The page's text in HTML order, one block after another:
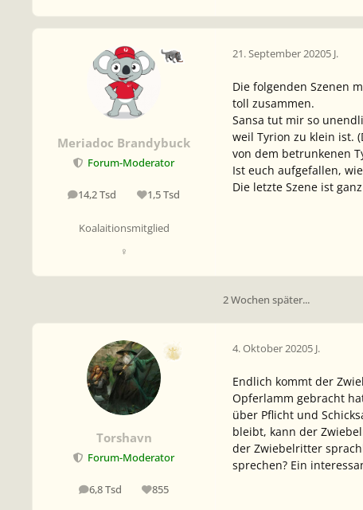
Meriadoc Brandybuck
Forum-Moderator
14,2 Tsd
Beiträge 1,5 Tsd
Reputation
Koalaitionsmitglied
♀
21. September 20205 J.
Die folgenden Szenen
toll zusammen.
Sansa tut mir so
weil Tyrion zu klein ist.
von dem betrunkenen
Ist euch aufgefallen,
Die letzte Szene ist
2 Wochen später...
Torshavn
Forum-Moderator
6,8 Tsd
Beiträge 855
Reputation
4. Oktober 20205 J.
Endlich kommt der
Opferlamm gebracht
über Pflicht und
bleibt, kann der
der Zwiebelritter
sprechen? Ein